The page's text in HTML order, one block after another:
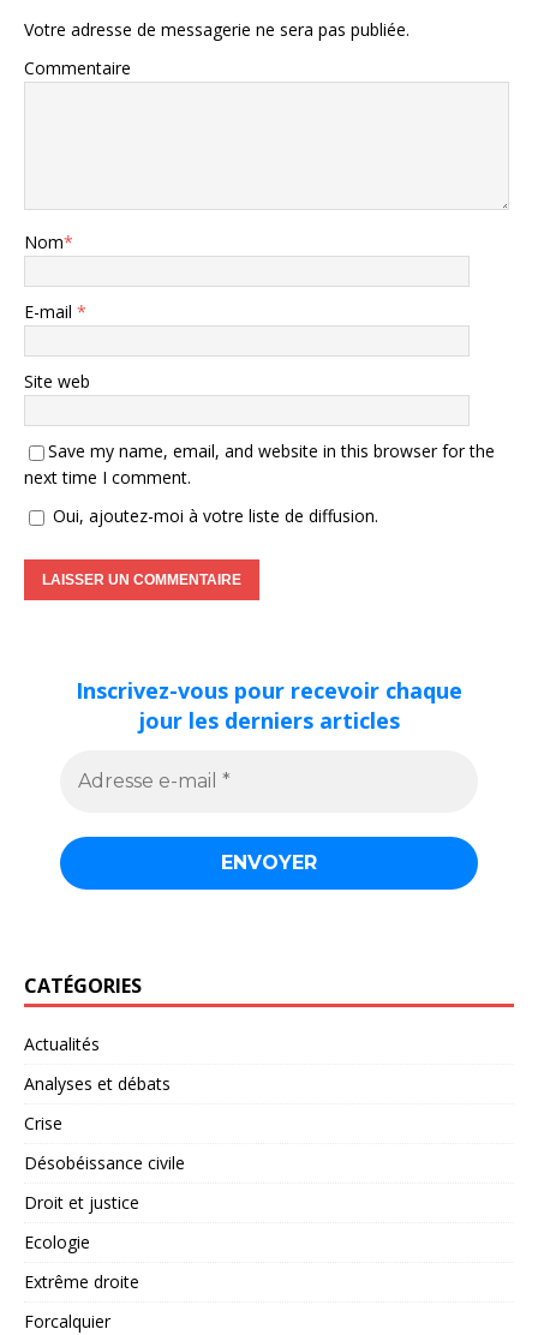
Votre adresse de messagerie ne sera pas publiée.
Commentaire
Nom*
E-mail *
Site web
Save my name, email, and website in this browser for the
next time I comment.
Oui, ajoutez-moi à votre liste de diffusion.
Inscrivez-vous pour recevoir chaque
jour les derniers articles
CATÉGORIES
Actualités
Analyses et débats
Crise
Désobéissance civile
Droit et justice
Ecologie
Extrême droite
Forcalquier